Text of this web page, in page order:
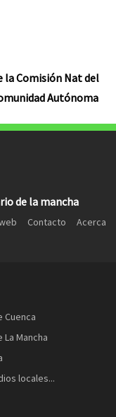
la Comisión Nat del
Autónoma
de la mancha
Contacto
Acerca
Cuenca
La Mancha
locales...